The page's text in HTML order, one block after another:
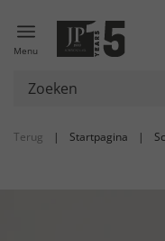
Menu
Terug | Startpagina |